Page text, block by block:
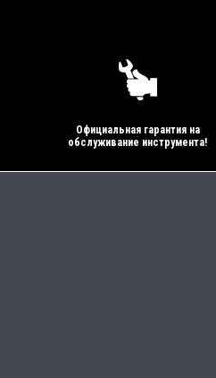
Официальная гарантия на
обслуживание инструмента!